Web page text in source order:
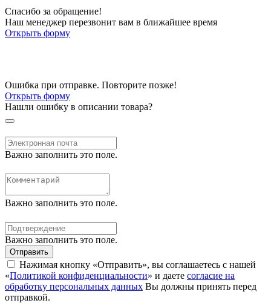
Спасибо за обращение!
Наш менеджер перезвонит вам в ближайшее время
Открыть форму
Ошибка при отправке. Повторите позже!
Открыть форму
Нашли ошибку в описании товара?
Важно заполнить это поле.
Важно заполнить это поле.
Важно заполнить это поле.
Отправить
Нажимая кнопку «Отправить», вы соглашаетесь с нашей
«Политикой конфиденциальности» и даете согласие на
обработку персональных данных Вы должны принять перед
отправкой.